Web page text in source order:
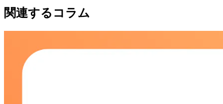
関連するコラム